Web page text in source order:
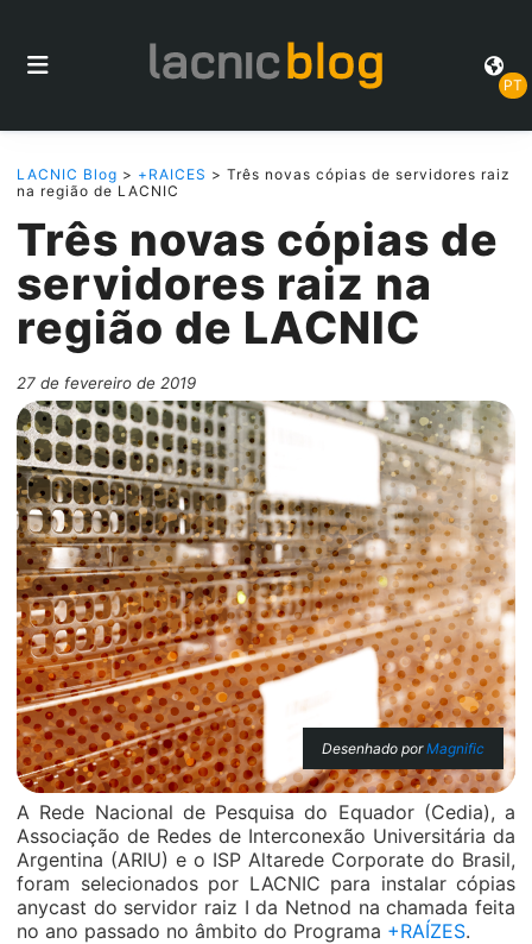
PT
LACNIC Blog > +RAICES > Três novas cópias de servidores raiz
na região de LACNIC
Três novas cópias de
servidores raiz na
região de LACNIC
27 de fevereiro de 2019
Desenhado porMagnific
A Rede Nacional de Pesquisa do Equador (Cedia), a
Associação de Redes de Interconexão Universitária da
Argentina (ARIU) e o ISP Altarede Corporate do Brasil,
foram selecionados por LACNIC para instalar cópias
anycast do servidor raiz I da Netnod na chamada feita
no ano passado no âmbito do Programa +RAÍZES.